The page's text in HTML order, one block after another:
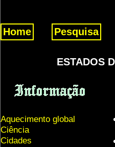
Home Pesquisa
ESTADOS
Aquecimento global
Ciência
Cidades